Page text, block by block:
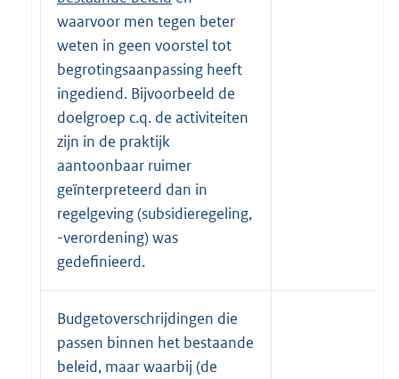
waarvoor men tegen beter
weten in geen voorstel tot
begrotingsaanpassing heeft
ingediend. Bijvoorbeeld de
doelgroep c.q. de activiteiten
zijn in de praktijk
aantoonbaar ruimer
geïnterpreteerd dan in
regelgeving (subsidieregeling,
-verordening) was
gedefinieerd.
Budgetoverschrijdingen die
passen binnen het bestaande
beleid, maar waarbij (de